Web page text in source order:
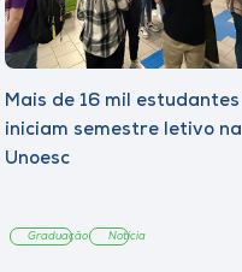
Mais de 16 mil estudantes
iniciam semestre letivo na
Unoesc
Graduação Notícia